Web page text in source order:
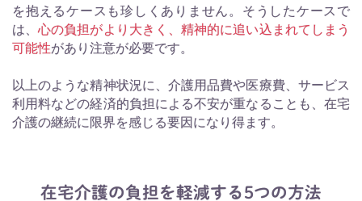
を抱えるケースも珍しくありません。そうしたケースで
は、心の負担がより大きく、精神的に追い込まれてしまう
可能性があり注意が必要です。
以上のような精神状況に、介護用品費や医療費、サービス
利用料などの経済的負担による不安が重なることも、在宅
介護の継続に限界を感じる要因になり得ます。
在宅介護の負担を軽減する5つの方法